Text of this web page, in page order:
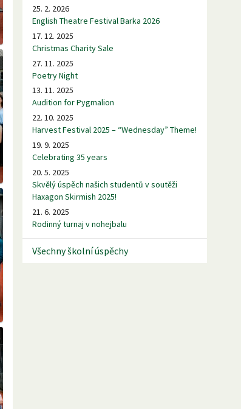
25. 2. 2026
English Theatre Festival Barka 2026
17. 12. 2025
Christmas Charity Sale
27. 11. 2025
Poetry Night
13. 11. 2025
Audition for Pygmalion
22. 10. 2025
Harvest Festival 2025 – “Wednesday” Theme!
19. 9. 2025
Celebrating 35 years
20. 5. 2025
Skvělý úspěch našich studentů v soutěži
Haxagon Skirmish 2025!
21. 6. 2025
Rodinný turnaj v nohejbalu
Všechny školní úspěchy